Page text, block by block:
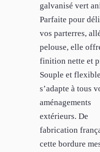
galvanisé vert
Parfaite pour
vos parterres,
pelouse, elle
finition nette et
Souple et
s’adapte à tous
aménagements
extérieurs. De
fabrication
cette bordure